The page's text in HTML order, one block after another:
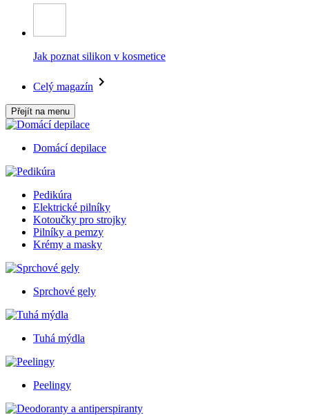
Jak poznat silikon v kosmetice
Celý magazín
Přejít na menu
Domácí depilace
Pedikúra
Elektrické pilníky
Kotoučky pro strojky
Pilníky a pemzy
Krémy a masky
Sprchové gely
Tuhá mýdla
Peelingy